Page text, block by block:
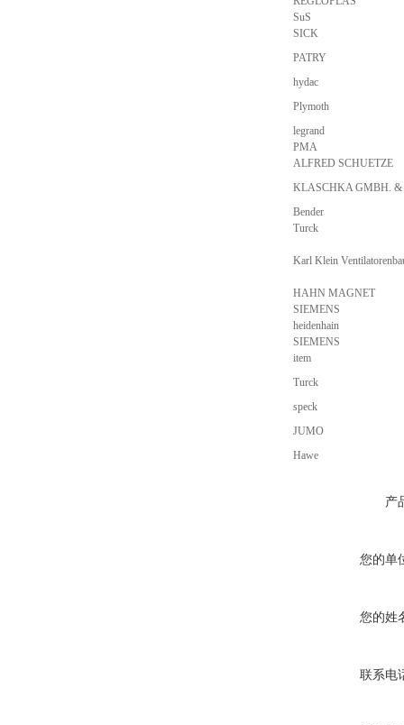
SuS
SICK
PATRY
hydac
Plymoth
legrand
PMA
ALFRED SCHUETZE
KLASCHKA GMBH. &
Bender
Turck
Karl Klein
HAHN MAGNET
SIEMENS
heidenhain
SIEMENS
item
Turck
speck
JUMO
Hawe
产
您的单
您的姓
联系电